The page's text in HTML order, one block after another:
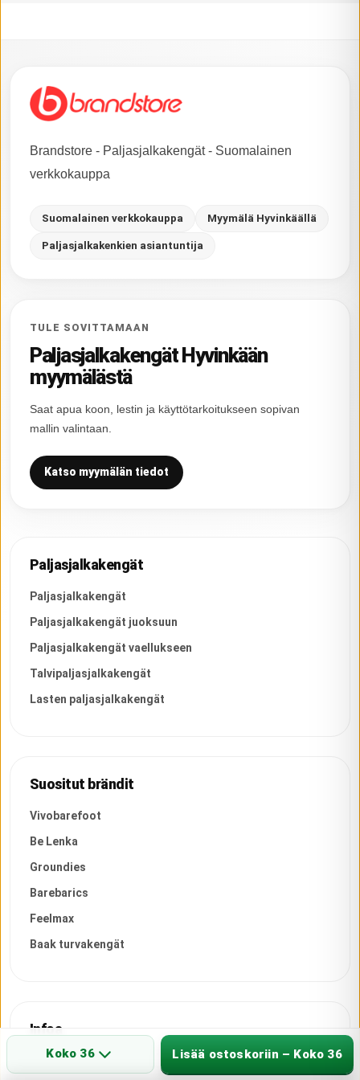
Koko 36 Lisää ostoskoriin – Koko 36
Brandstore - Paljasjalkakengät - Suomalainen
verkkokauppa
Suomalainen verkkokauppa Myymälä Hyvinkäällä
Paljasjalkakenkien asiantuntija
TULE SOVITTAMAAN
Paljasjalkakengät Hyvinkään
myymälästä
Saat apua koon, lestin ja käyttötarkoitukseen sopivan
mallin valintaan.
Katso myymälän tiedot
Paljasjalkakengät
Paljasjalkakengät
Paljasjalkakengät juoksuun
Paljasjalkakengät vaellukseen
Talvipaljasjalkakengät
Lasten paljasjalkakengät
Suositut brändit
Vivobarefoot
Be Lenka
Groundies
Barebarics
Feelmax
Baak turvakengät
Infoa
Tietoja meistä